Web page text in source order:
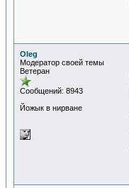
Oleg
Модератор своей темы
Ветеран
Сообщений: 8943
Йожык в нирване